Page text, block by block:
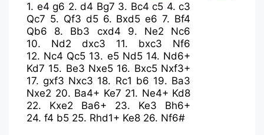
1. e4 g6 2. d4 Bg7 3. Bc4 c5 4. c3
Qc7 5. Qf3 d5 6. Bxd5 e6 7. Bf4
Qb6
8. Bb3 cxd4 9. Ne2
Nc6
10. Nd2 dxc3 11. bxc3
Nf6
12. Nc4 Qc5 13. e5 Nd5 14. Nd6+
Kd7 15. Be3 Nxe5 16. Bxc5 Nxf3+
17.gxf3 Nxc3 18. Rc1 b6 19. Ba3
Nxe2 20. Ba4+ Ke7 21. Ne4+ Kd8
22. Kxe2 Ba6+ 23. Ke3
Bh6+
24. f4 b5 25. Rhd1+ Ke8 26. Nf6#